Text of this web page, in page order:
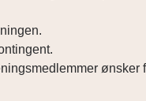
ønsker